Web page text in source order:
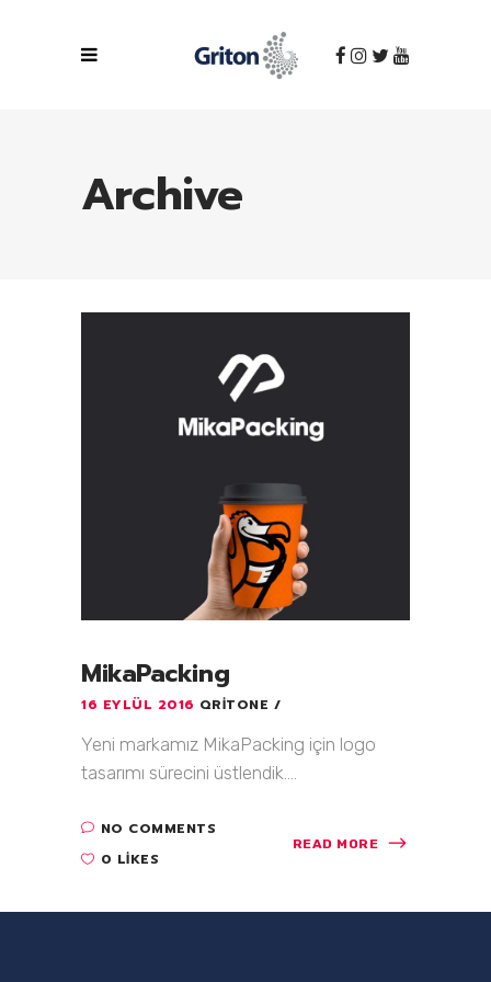
Archive
MikaPacking
16 EYLÜL 2016 QRITONE
Yeni markamız MikaPacking için logo
tasarımı sürecini üstlendik....
NO COMMENTS
0 LIKES
READ MORE